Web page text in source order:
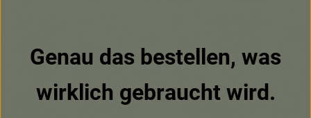
Genau das bestellen, was
wirklich gebraucht wird.